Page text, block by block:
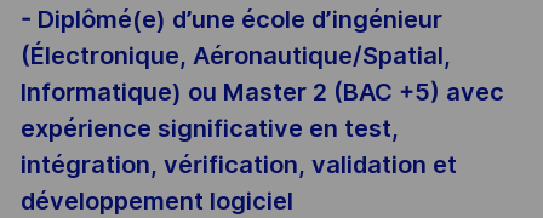
- Diplômé(e) d’une école d’ingénieur
(Électronique, Aéronautique/Spatial,
Informatique) ou Master 2 (BAC +5) avec
expérience significative en test,
intégration, vérification, validation et
développement logiciel